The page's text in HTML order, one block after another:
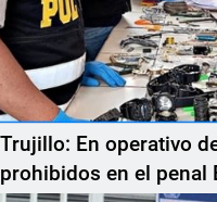
Trujillo: En operativo
prohibidos en el penal